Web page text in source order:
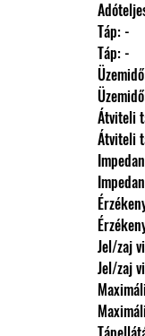
                Táp: -
                Táp: -